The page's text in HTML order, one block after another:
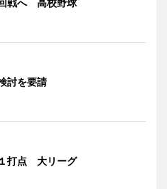
討を要請
打点 大リーグ